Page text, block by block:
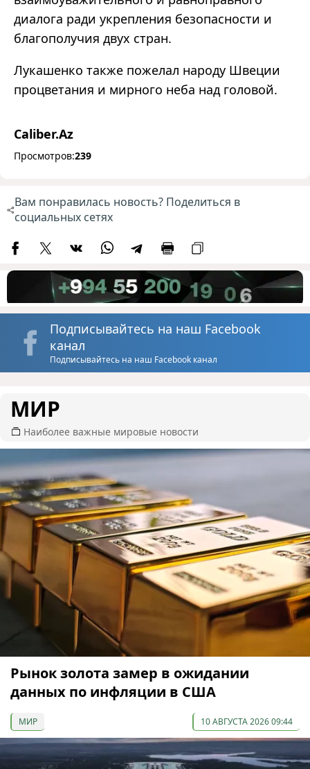
диалога ради укрепления безопасности и
благополучия двух стран.
Лукашенко также пожелал народу Швеции
процветания и мирного неба над головой.
Caliber.Az
Просмотров:239
Вам понравилась новость? Поделиться в
социальных сетях
Подписывайтесь на наш Facebook
канал
Подписывайтесь на наш Facebook канал
МИР
Наиболее важные мировые новости
Рынок золота замер в ожидании
данных по инфляции в США
МИР 10 АВГУСТА 2026 09:44